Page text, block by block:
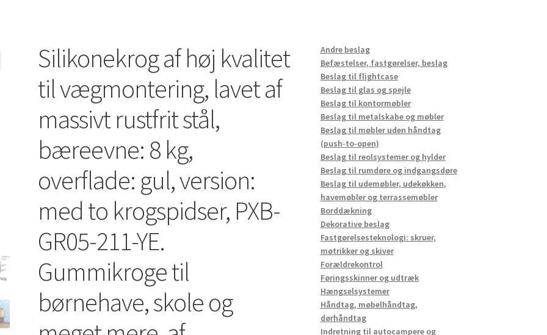
Silikonekrog af høj kvalitet
til vægmontering, lavet af
massivt rustfrit stål,
bæreevne: 8 kg,
overflade: gul, version:
med to krogspidser, PXB-
GR05-211-YE.
Gummikroge til
børnehave, skole og
Andre beslag
Befæstelser, fastgørelser, beslag
Beslag til flightcase
Beslag til glas og spejle
Beslag til kontormøbler
Beslag til metalskabe og møbler
Beslag til møbler uden håndtag
(push-to-open)
Beslag til reolsystemer og hylder
Beslag til rumdøre og indgangsdøre
Beslag til udemøbler, udekøkken,
havemøbler og terrassemøbler
Borddækning
Dekorative beslag
Fastgørelsesteknologi: skruer,
møtrikker og skiver
Forældrekontrol
Føringsskinner og udtræk
Hængselsystemer
Håndtag, møbelhåndtag,
dørhåndtag
Indretning til autocampere og